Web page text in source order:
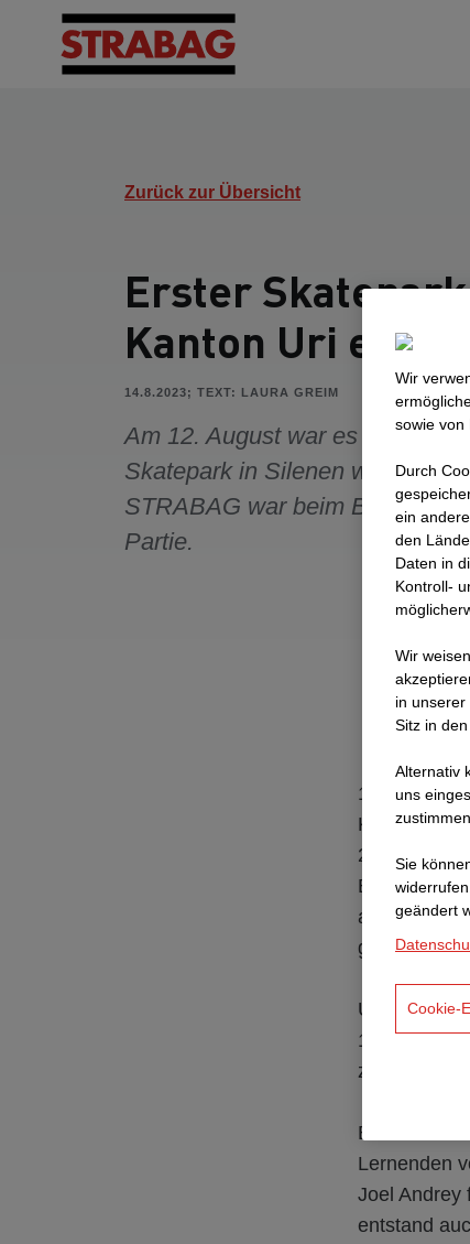
Zurück zur Übersicht
Erster
Kanton Uri
14.8.2023; TEXT: LAURA GREIM
Am 12. August war es soweit:
Skatepark in Silenen wurde
STRABAG war beim Bau mit
Partie.
11 Jahre
Kanton Uri
2023, alle
aber auch
gross.
Über die
1200 m2
zu den Profis.
Beim Bau
Lernenden
Joel Andrey
entstand
Wir
sowie von
Durch
ein
den
Daten in
Kontroll-
Wir
in
Sitz in
Alternativ
uns
zustimmen.
Sie
geändert
Cookie-